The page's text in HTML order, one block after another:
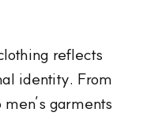
reflects
identity. From
garments